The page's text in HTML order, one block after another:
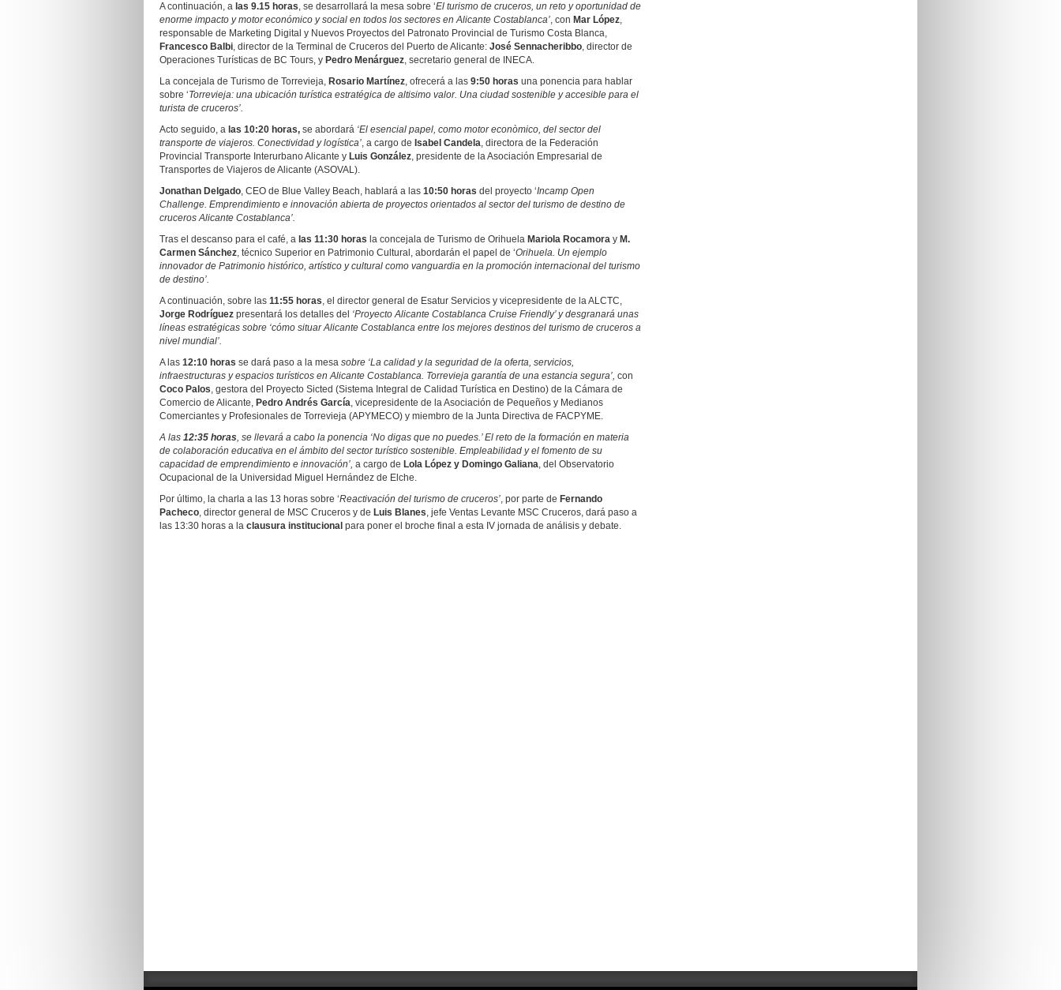
A continuación, a las 9.15 horas, se desarrollará la mesa sobre ‘El turismo de cruceros, un reto y oportunidad de
enorme impacto y motor económico y social en todos los sectores en Alicante Costablanca’, con Mar López,
responsable de Marketing Digital y Nuevos Proyectos del Patronato Provincial de Turismo Costa Blanca,
Francesco Balbi, director de la Terminal de Cruceros del Puerto de Alicante: José Sennacheribbo, director de
Operaciones Turísticas de BC Tours, y Pedro Menárguez, secretario general de INECA.
La concejala de Turismo de Torrevieja, Rosario Martínez, ofrecerá a las 9:50 horas una ponencia para hablar
sobre ‘Torrevieja: una ubicación turística estratégica de altisimo valor. Una ciudad sostenible y accesible para el
turista de cruceros’.
Acto seguido, a las 10:20 horas, se abordará ‘El esencial papel, como motor econòmico, del sector del
transporte de viajeros. Conectividad y logística’, a cargo de Isabel Candela, directora de la Federación
Provincial Transporte Interurbano Alicante y Luis González, presidente de la Asociación Empresarial de
Transportes de Viajeros de Alicante (ASOVAL).
Jonathan Delgado, CEO de Blue Valley Beach, hablará a las 10:50 horas del proyecto ‘Incamp Open
Challenge. Emprendimiento e innovación abierta de proyectos orientados al sector del turismo de destino de
cruceros Alicante Costablanca’.
Tras el descanso para el café, a las 11:30 horas la concejala de Turismo de Orihuela Mariola Rocamora y M.
Carmen Sánchez, técnico Superior en Patrimonio Cultural, abordarán el papel de ‘Orihuela. Un ejemplo
innovador de Patrimonio histórico, artístico y cultural como vanguardia en la promoción internacional del turismo
de destino’.
A continuación, sobre las 11:55 horas, el director general de Esatur Servicios y vicepresidente de la ALCTC,
Jorge Rodríguez presentará los detalles del ‘Proyecto Alicante Costablanca Cruise Friendly’ y desgranará unas
líneas estratégicas sobre ‘cómo situar Alicante Costablanca entre los mejores destinos del turismo de cruceros a
nivel mundial’.
A las 12:10 horas se dará paso a la mesa sobre ‘La calidad y la seguridad de la oferta, servicios,
infraestructuras y espacios turísticos en Alicante Costablanca. Torrevieja garantía de una estancia segura’, con
Coco Palos, gestora del Proyecto Sicted (Sistema Integral de Calidad Turística en Destino) de la Cámara de
Comercio de Alicante, Pedro Andrés García, vicepresidente de la Asociación de Pequeños y Medianos
Comerciantes y Profesionales de Torrevieja (APYMECO) y miembro de la Junta Directiva de FACPYME.
A las 12:35 horas, se llevará a cabo la ponencia ‘No digas que no puedes.’ El reto de la formación en materia
de colaboración educativa en el ámbito del sector turístico sostenible. Empleabilidad y el fomento de su
capacidad de emprendimiento e innovación’, a cargo de Lola López y Domingo Galiana, del Observatorio
Ocupacional de la Universidad Miguel Hernández de Elche.
Por último, la charla a las 13 horas sobre ‘Reactivación del turismo de cruceros’, por parte de Fernando
Pacheco, director general de MSC Cruceros y de Luis Blanes, jefe Ventas Levante MSC Cruceros, dará paso a
las 13:30 horas a la clausura institucional para poner el broche final a esta IV jornada de análisis y debate.